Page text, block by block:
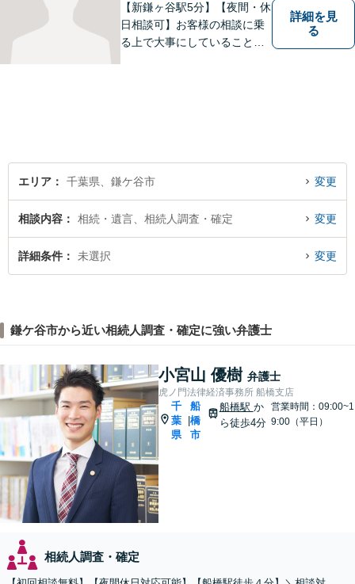
【新鎌ヶ谷駅5分】【夜間・休
日相談可】お客様の相談に乗
る上で大事にしていることは
て参ります。
詳細を見
る
エリア 千葉県、鎌ケ谷市 変更
相談内容 相続・遺言、相続人調査・確定 変更
詳細条件 未選択 変更
鎌ケ谷市から近い相続人調査・確定に強い弁護士
小宮山 優樹 弁護士
虎ノ門法律経済事務所 船橋支店
千
葉
県
船
橋
市
船橋駅 か
ら徒歩4分
営業時間：09:00~1
9:00（平日）
相続人調査・確定